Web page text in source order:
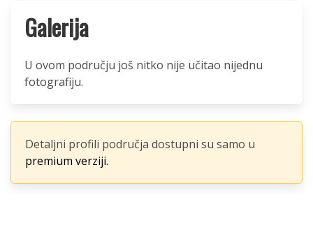
Galerija
U ovom području još nitko nije učitao nijednu
fotografiju.
Detaljni profili područja dostupni su samo u
premium verziji.